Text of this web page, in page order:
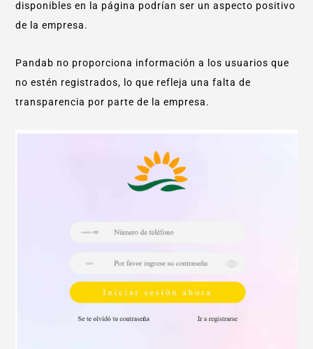
disponibles en la página podrían ser un aspecto positivo
de la empresa.
Pandab no proporciona información a los usuarios que
no estén registrados, lo que refleja una falta de
transparencia por parte de la empresa.